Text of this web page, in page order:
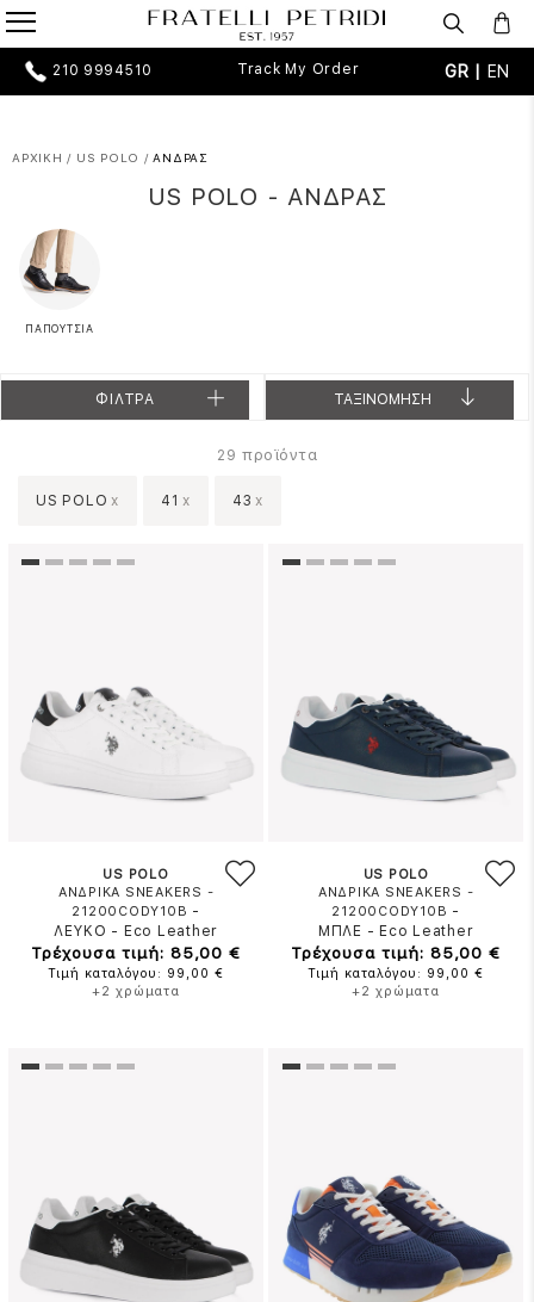
210 9994510 Track My Order GR | EN
ΑΡΧΙΚΗ / US POLO /ΑΝΔΡΑΣ
US POLO - ΑΝΔΡΑΣ
ΠΑΠΟΥΤΣΙΑ
ΦΙΛΤΡΑ ΤΑΞΙΝΟΜΗΣΗ
29 προϊόντα
US POLO x 41 x 43 x
US POLO
ΑΝΔΡΙΚΑ SNEAKERS -
21200CODY10B -
ΛΕΥΚΟ - Eco Leather
Τρέχουσα τιμή: 85,00 €
Τιμή καταλόγου: 99,00 €
+2 χρώματα
US POLO
ΑΝΔΡΙΚΑ SNEAKERS -
21200CODY10B -
ΜΠΛΕ - Eco Leather
Τρέχουσα τιμή: 85,00 €
Τιμή καταλόγου: 99,00 €
+2 χρώματα